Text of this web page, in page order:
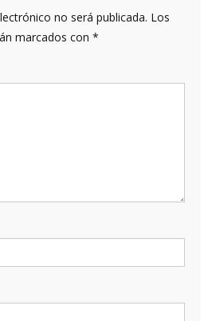
no será publicada. Los
marcados con *